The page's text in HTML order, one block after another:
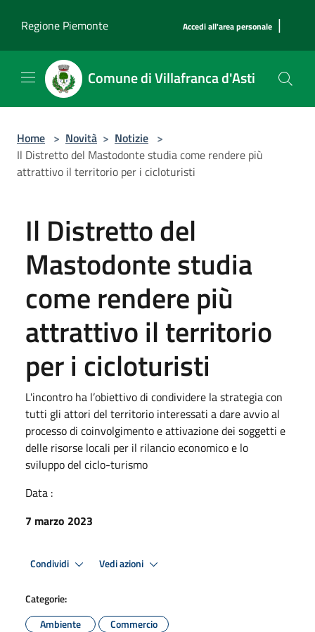
Regione Piemonte
Accedi all'area personale |
Comune di Villafranca d'Asti
Home > Novità > Notizie >
Il Distretto del Mastodonte studia come rendere più
attrattivo il territorio per i cicloturisti
Il Distretto del
Mastodonte studia
come rendere più
attrattivo il territorio
per i cicloturisti
L'incontro ha l’obiettivo di condividere la strategia con
tutti gli attori del territorio interessati a dare avvio al
processo di coinvolgimento e attivazione dei soggetti e
delle risorse locali per il rilancio economico e lo
sviluppo del ciclo-turismo
Data :
7 marzo 2023
Condividi Vedi azioni
Categorie:
Ambiente
Commercio